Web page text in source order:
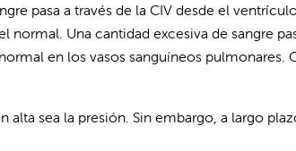
pasa a través de la CIV desde el
Una cantidad excesiva de sangre
en los vasos sanguíneos pulmonares.
sea la presión. Sin embargo, a largo